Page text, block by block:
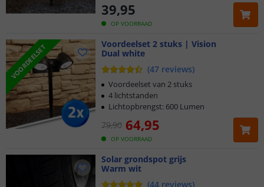
OP VOORRAAD
39,95
VOORDEELSET
Voordeelset 2 stuks | Vision
Dual white
(47 reviews)
OP VOORRAAD
79,90 64,95
Voordeelset van 2 stuks
4 lichtstanden
Lichtopbrengst: 600 Lumen
Solar grondspot grijs
Warm wit
(44 reviews)